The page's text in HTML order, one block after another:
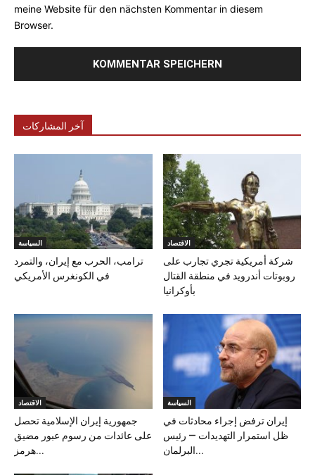
meine Website für den nächsten Kommentar in diesem
Browser.
آخر المشاركات
السياسة
ترامب، الحرب مع إيران، والتمرد
في الكونغرس الأمريكي
الاقتصاد
شركة أمريكية تجري تجارب على
روبوتات أندرويد في منطقة القتال
بأوكرانيا
الاقتصاد
جمهورية إيران الإسلامية تحصل
على عائدات من رسوم عبور مضيق
هرمز...
السياسة
إيران ترفض إجراء محادثات في
ظل استمرار التهديدات — رئيس
البرلمان...